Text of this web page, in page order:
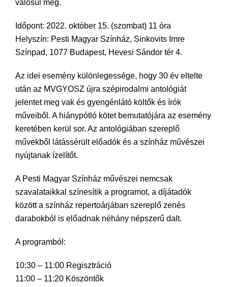
valósul meg.
Időpont: 2022. október 15. (szombat) 11 óra
Helyszín: Pesti Magyar Színház, Sinkovits Imre
Színpad, 1077 Budapest, Hevesi Sándor tér 4.
Az idei esemény különlegessége, hogy 30 év eltelte
után az MVGYOSZ újra szépirodalmi antológiát
jelentet meg vak és gyengénlátó költők és írók
műveiből. A hiánypótló kötet bemutatójára az esemény
keretében kerül sor. Az antológiában szereplő
művekből látássérült előadók és a színház művészei
nyújtanak ízelítőt.
A Pesti Magyar Színház művészei nemcsak
szavalataikkal színesítik a programot, a díjátadók
között a színház repertoárjában szereplő zenés
darabokból is előadnak néhány népszerű dalt.
A programból:
10:30 – 11:00 Regisztráció
11:00 – 11:20 Köszöntők